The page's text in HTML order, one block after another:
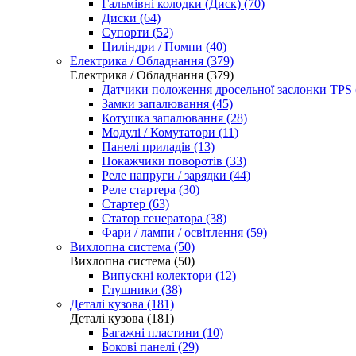
Гальмівні колодки (Диск) (70)
Диски (64)
Супорти (52)
Циліндри / Помпи (40)
Електрика / Обладнання (379)
Електрика / Обладнання (379)
Датчики положення дросельної заслонки TPS
Замки запалювання (45)
Котушка запалювання (28)
Модулі / Комутатори (11)
Панелі приладів (13)
Покажчики поворотів (33)
Реле напруги / зарядки (44)
Реле стартера (30)
Стартер (63)
Статор генератора (38)
Фари / лампи / освітлення (59)
Вихлопна система (50)
Вихлопна система (50)
Випускні колектори (12)
Глушники (38)
Деталі кузова (181)
Деталі кузова (181)
Багажні пластини (10)
Бокові панелі (29)